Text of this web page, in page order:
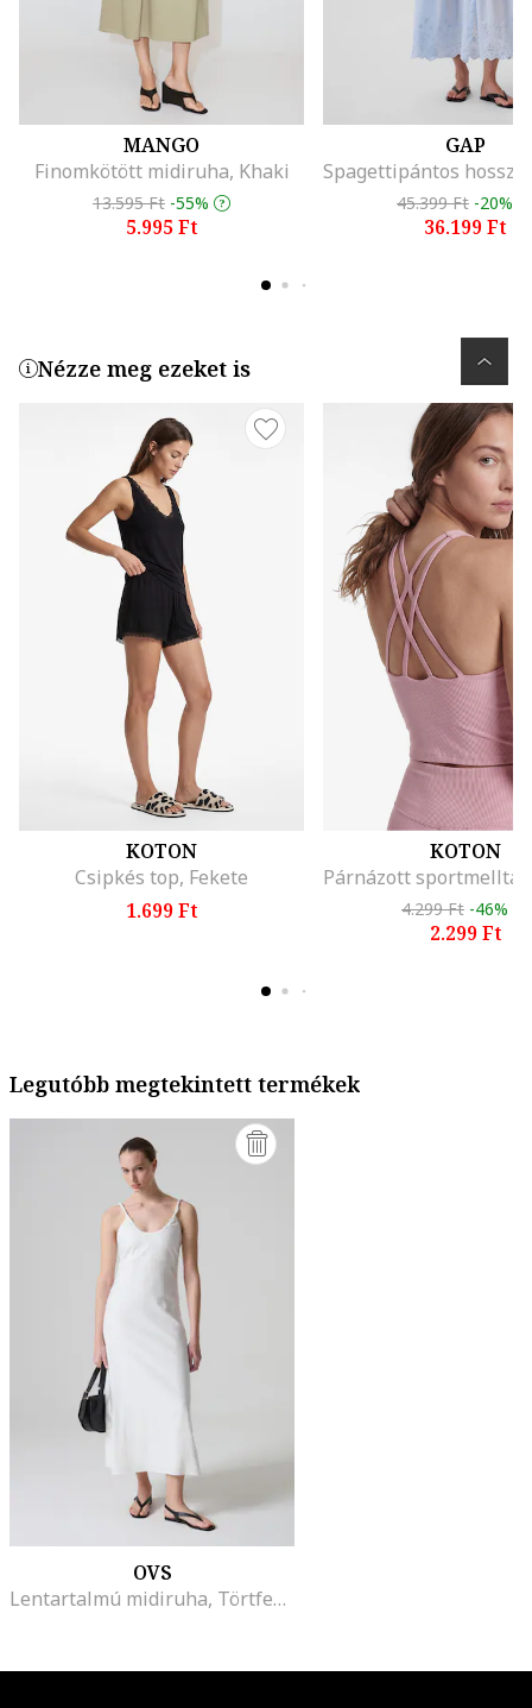
MANGO
Finomkötött midiruha, Khaki
13.595 Ft -55%
5.995 Ft
GAP
45.399 Ft -20%
36.199 Ft
Nézze meg ezeket is
KOTON
Csipkés top, Fekete
1.699 Ft
KOTON
4.299 Ft -46%
2.299 Ft
Legutóbb megtekintett termékek
OVS
Lentartalmú midiruha, Törtfehér